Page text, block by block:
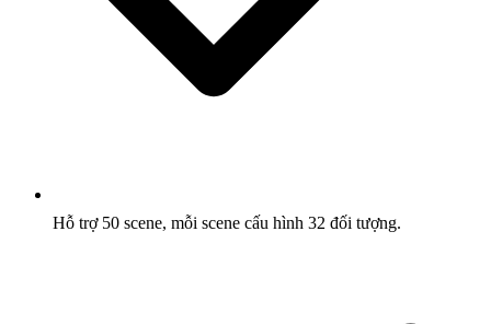
Hỗ trợ 50 scene, mỗi scene cấu hình 32 đối tượng.